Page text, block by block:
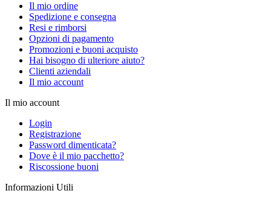
Il mio ordine
Spedizione e consegna
Resi e rimborsi
Opzioni di pagamento
Promozioni e buoni acquisto
Hai bisogno di ulteriore aiuto?
Clienti aziendali
Il mio account
Il mio account
Login
Registrazione
Password dimenticata?
Dove è il mio pacchetto?
Riscossione buoni
Informazioni Utili